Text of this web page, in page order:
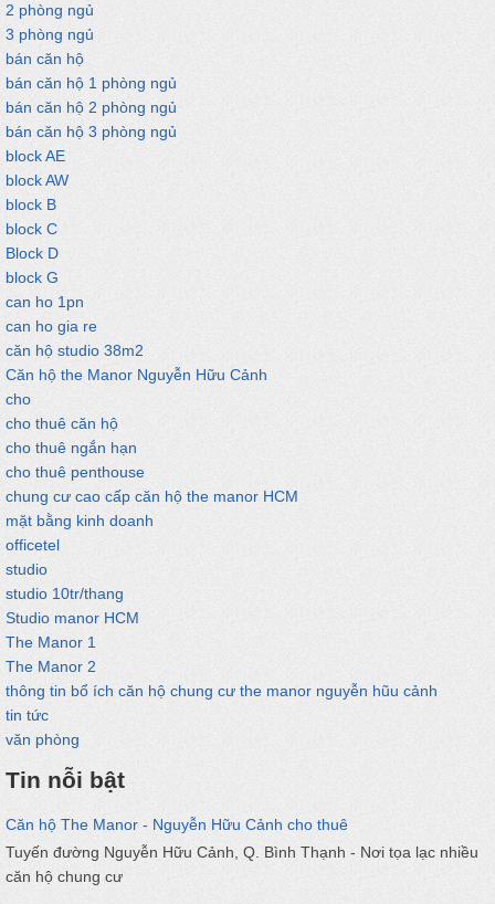
2 phòng ngủ
3 phòng ngủ
bán căn hộ
bán căn hộ 1 phòng ngủ
bán căn hộ 2 phòng ngủ
bán căn hộ 3 phòng ngủ
block AE
block AW
block B
block C
Block D
block G
can ho 1pn
can ho gia re
căn hộ studio 38m2
Căn hộ the Manor Nguyễn Hữu Cảnh
cho
cho thuê căn hộ
cho thuê ngắn hạn
cho thuê penthouse
chung cư cao cấp căn hộ the manor HCM
mặt bằng kinh doanh
officetel
studio
studio 10tr/thang
Studio manor HCM
The Manor 1
The Manor 2
thông tin bổ ích căn hộ chung cư the manor nguyễn hũu cảnh
tin tức
văn phòng
Tin nỗi bật
Căn hộ The Manor - Nguyễn Hữu Cảnh cho thuê
Tuyến đường Nguyễn Hữu Cảnh, Q. Bình Thạnh - Nơi tọa lạc nhiều
căn hộ chung cư